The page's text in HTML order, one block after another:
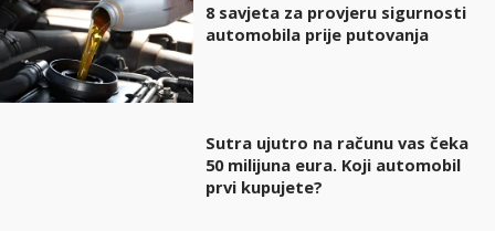
8 savjeta za provjeru sigurnosti
automobila prije putovanja
Sutra ujutro na računu vas čeka
50 milijuna eura. Koji automobil
prvi kupujete?